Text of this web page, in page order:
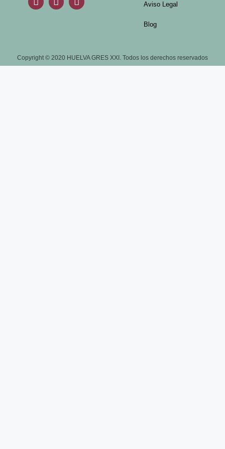
Aviso Legal
Blog
Copyright © 2020 HUELVA GRES XXI. Todos los derechos reservados